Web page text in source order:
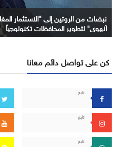
نبضات من الروتين إلى "الاستثمار
آنهوي" لتطوير المحافظات تكنولوجياً
كن على تواصل دائم معانا
تابع
تابع
تابع